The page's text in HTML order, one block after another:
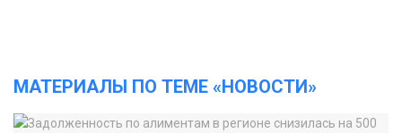
МАТЕРИАЛЫ ПО ТЕМЕ «НОВОСТИ»